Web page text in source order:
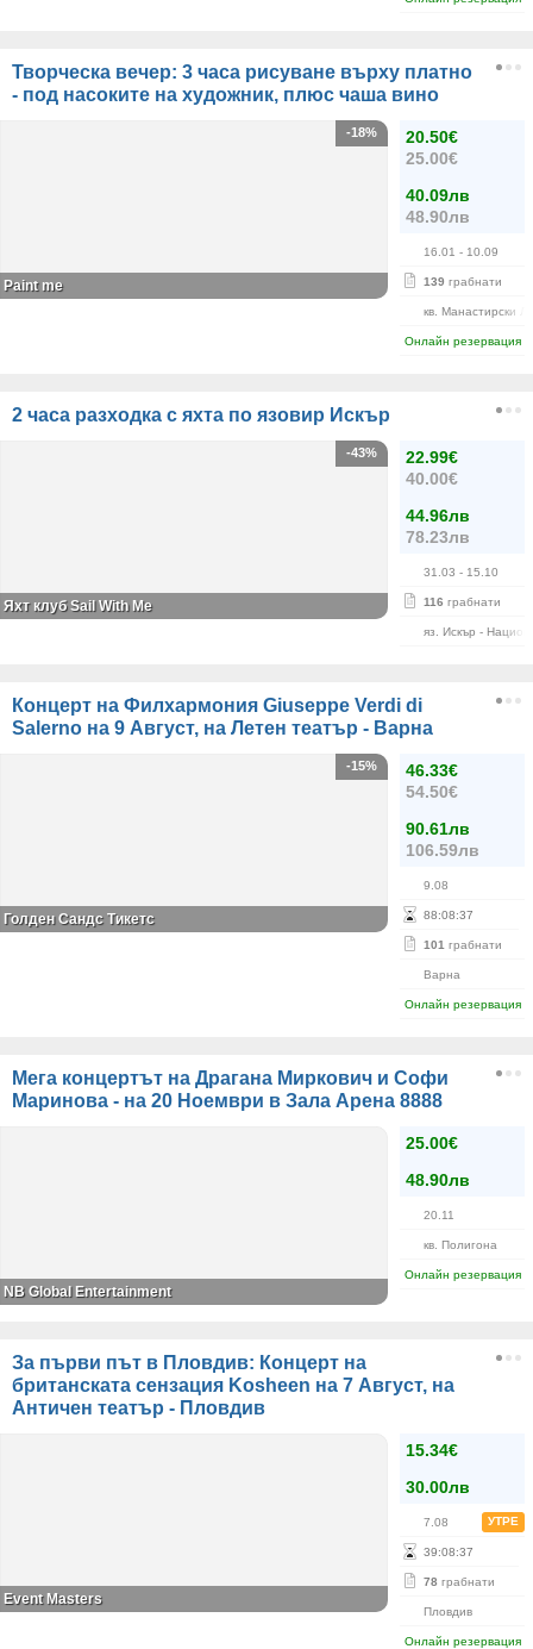
Творческа вечер: 3 часа рисуване върху платно
- под насоките на художник, плюс чаша вино
20.50€
25.00€
40.09лв
48.90лв
16.01 - 10.09
139 грабнати
кв. Манастирски
Онлайн резервация
-18%
Paint me
2 часа разходка с яхта по язовир Искър
22.99€
40.00€
44.96лв
78.23лв
31.03 - 15.10
116 грабнати
яз. Искър -
-43%
Яхт клуб Sail With Me
Концерт на Филхармония Giuseppe Verdi di
Salerno на 9 Август, на Летен театър - Варна
46.33€
54.50€
90.61лв
106.59лв
9.08
88:08:37
101 грабнати
Варна
Онлайн резервация
-15%
Голден Сандс Тикетс
Мега концертът на Драгана Миркович и Софи
Маринова - на 20 Ноември в Зала Арена 8888
25.00€
48.90лв
20.11
кв. Полигона
Онлайн резервация
NB Global Entertainment
За първи път в Пловдив: Концерт на
британската сензация Kosheen на 7 Август, на
Античен театър - Пловдив
15.34€
30.00лв
7.08 УТРЕ
39:08:37
78 грабнати
Пловдив
Онлайн резервация
Event Masters